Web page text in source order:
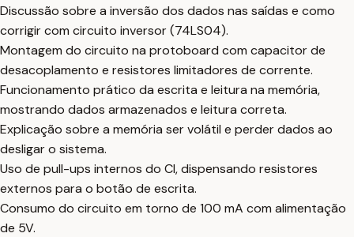
Discussão sobre a inversão dos dados nas saídas e como
corrigir com circuito inversor (74LS04).
Montagem do circuito na protoboard com capacitor de
desacoplamento e resistores limitadores de corrente.
Funcionamento prático da escrita e leitura na memória,
mostrando dados armazenados e leitura correta.
Explicação sobre a memória ser volátil e perder dados ao
desligar o sistema.
Uso de pull-ups internos do CI, dispensando resistores
externos para o botão de escrita.
Consumo do circuito em torno de 100 mA com alimentação
de 5V.